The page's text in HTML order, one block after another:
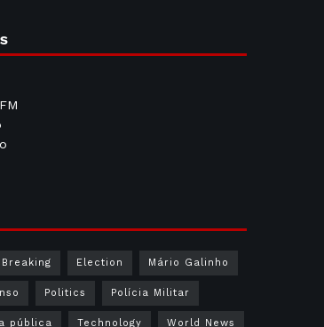
Breaking Election Mário Galinho
Politics Polícia Militar
pública Technology World News